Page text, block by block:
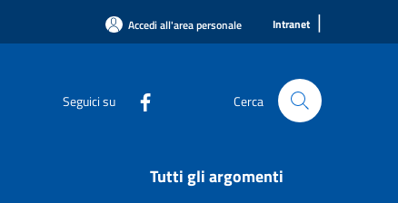
Accedi all'area personale Intranet |
Seguici su Cerca
Tutti gli argomenti